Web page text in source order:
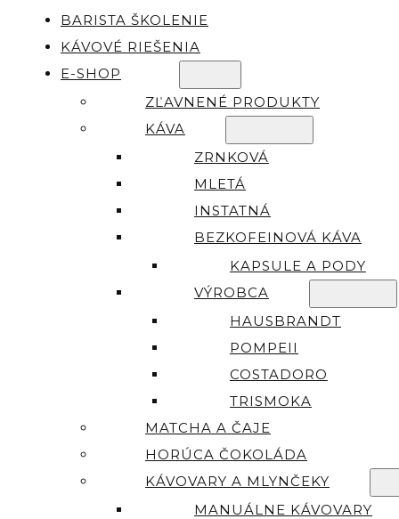
BARISTA ŠKOLENIE
KÁVOVÉ RIEŠENIA
E-SHOP
ZĽAVNENÉ PRODUKTY
KÁVA
ZRNKOVÁ
MLETÁ
INSTATNÁ
BEZKOFEINOVÁ KÁVA
KAPSULE A PODY
VÝROBCA
HAUSBRANDT
POMPEII
COSTADORO
TRISMOKA
MATCHA A ČAJE
HORÚCA ČOKOLÁDA
KÁVOVARY A MLYNČEKY
MANUÁLNE KÁVOVARY